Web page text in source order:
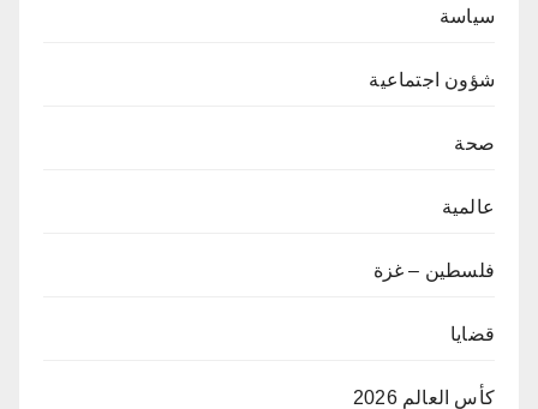
سياسة
شؤون اجتماعية
صحة
عالمية
فلسطين – غزة
قضايا
كأس العالم 2026